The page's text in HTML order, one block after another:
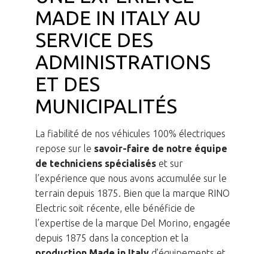
MADE IN ITALY AU
SERVICE DES
ADMINISTRATIONS
ET DES
MUNICIPALITÉS
La fiabilité de nos véhicules 100% électriques
repose sur le savoir-faire de notre équipe
de techniciens spécialisés et sur
l’expérience que nous avons accumulée sur le
terrain depuis 1875. Bien que la marque RINO
Electric soit récente, elle bénéficie de
l’expertise de la marque Del Morino, engagée
depuis 1875 dans la conception et la